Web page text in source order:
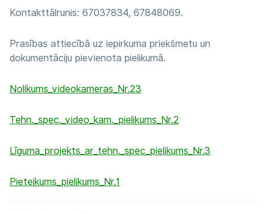
Kontakttālrunis: 67037834, 67848069.
Prasības attiecībā uz iepirkuma priekšmetu un
dokumentāciju pievienota pielikumā.
Nolikums_videokameras_Nr.23
Tehn._spec._video_kam._pielikums_Nr.2
Līguma_projekts_ar_tehn._spec_pielikums_Nr.3
Pieteikums_pielikums_Nr.1